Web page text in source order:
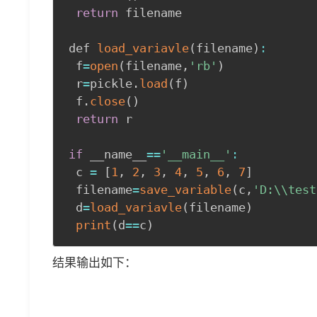
return filename
def load_variavle( filename) :
f=open ( filename , 'rb' )
r=pickle . load ( f )
f . close( )
return r
if __name__ == '__main__' :
c = [ 1 , 2 , 3 , 4 , 5 , 6 , 7 ]
filename=save_variable( c ,
d=load_variavle( filename)
print ( d==c )
结果输出如下：